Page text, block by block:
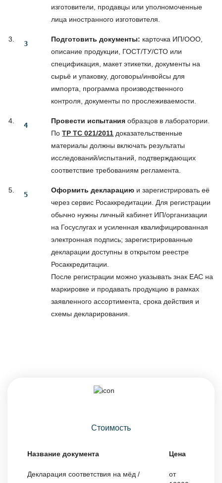
изготовители, продавцы или уполномоченные
лица иностранного изготовителя.
Подготовить документы: карточка ИП/ООО,
описание продукции, ГОСТ/ТУ/СТО или
спецификация, макет этикетки, документы на
сырьё и упаковку, договоры/инвойсы для
импорта, программа производственного
контроля, документы по прослеживаемости.
Провести испытания образцов в лаборатории.
ПоТР ТС 021/2011 доказательственные
материалы должны включать результаты
исследований/испытаний, подтверждающих
соответствие требованиям регламента.
Оформить декларацию и зарегистрировать её
через сервис Росаккредитации. Для регистрации
обычно нужны личный кабинет ИП/организации
на Госуслугах и усиленная квалифицированная
электронная подпись; зарегистрированные
декларации доступны в открытом реестре
Росаккредитации.
После регистрации можно указывать знак ЕАС на
маркировке и продавать продукцию в рамках
заявленного ассортимента, срока действия и
схемы декларирования.
Стоимость
Название документа Цена
Декларация соответствия на мёд /
от